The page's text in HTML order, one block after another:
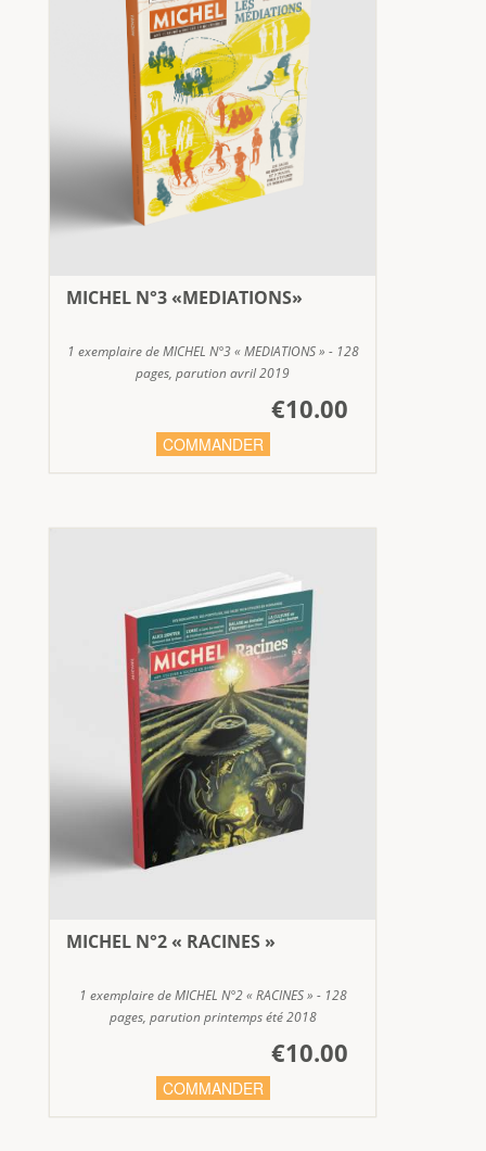
MICHEL N°3 «MEDIATIONS»
1 exemplaire de MICHEL N°3 « MEDIATIONS » - 128
pages, parution avril 2019
€10.00
MICHEL N°2 « RACINES »
1 exemplaire de MICHEL N°2 « RACINES » - 128
pages, parution printemps été 2018
€10.00